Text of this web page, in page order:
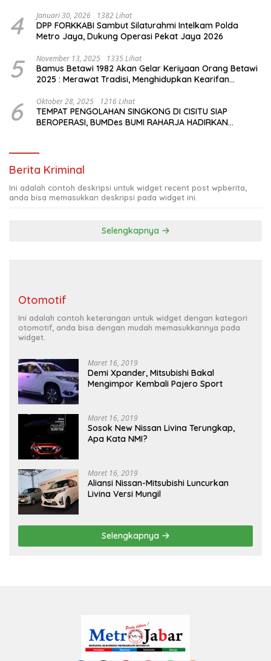
4 Januari 30, 2026 1382 Lihat
DPP FORKKABI Sambut Silaturahmi Intelkam Polda
Metro Jaya, Dukung Operasi Pekat Jaya 2026
5 November 13, 2025 1335 Lihat
Bamus Betawi 1982 Akan Gelar Keriyaan Orang Betawi
2025 : Merawat Tradisi, Menghidupkan Kearifan
6 Oktober 28, 2025 1216 Lihat
TEMPAT PENGOLAHAN SINGKONG DI CISITU SIAP
BEROPERASI, BUMDes BUMI RAHARJA HADIRKAN
Berita Kriminal
Ini adalah contoh deskripsi untuk widget recent post wpberita,
anda bisa memasukkan deskripsi pada widget ini.
Selengkapnya
Otomotif
Ini adalah contoh keterangan untuk widget dengan kategori
otomotif, anda bisa dengan mudah memasukkannya pada
widget.
Maret 16, 2019
Demi Xpander, Mitsubishi Bakal
Mengimpor Kembali Pajero Sport
Maret 16, 2019
Sosok New Nissan Livina Terungkap,
Apa Kata NMI?
Maret 16, 2019
Aliansi Nissan-Mitsubishi Luncurkan
Livina Versi Mungil
Selengkapnya